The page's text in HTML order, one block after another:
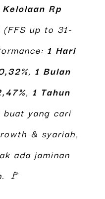
Rp
(FFS up to 31-
1 Hari
, 1 Bulan
, 1 Tahun
buat yang cari
& syariah,
ada jaminan
🚩